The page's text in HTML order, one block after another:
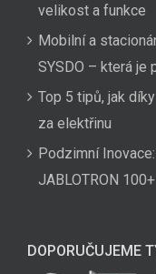
velikost a funkce
Mobilní a
SYSDO – která je
Top 5 tipů, jak
za elektřinu
Podzimní
JABLOTRON 100+
DOPORUČUJEME